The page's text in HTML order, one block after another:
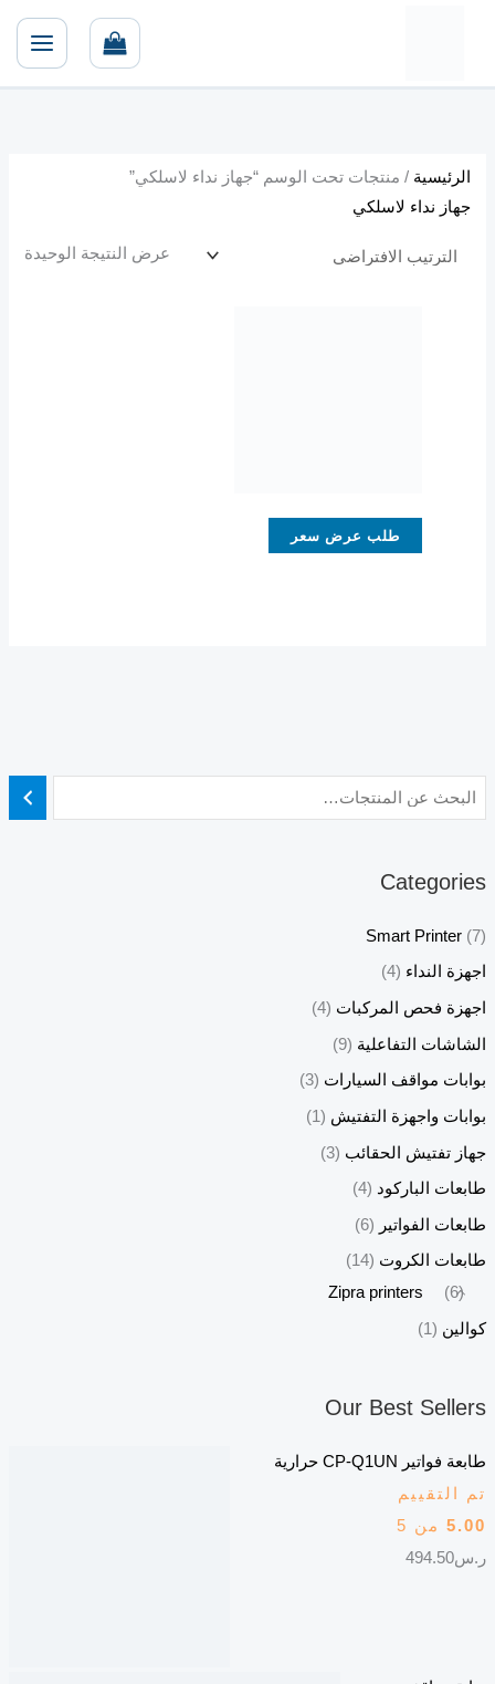
Categories
Smart Printer (7)
اجهزة النداء (4)
اجهزة فحص المركبات (4)
الشاشات التفاعلية (9)
بوابات مواقف السيارات (3)
بوابات واجهزة التفتيش (1)
جهاز تفتيش الحقائب (3)
طابعات الباركود (4)
طابعات الفواتير (6)
طابعات الكروت (14)
Zipra printers
(6)
كوالين (1)
Our Best Sellers
طابعة فواتير CP-Q1UN حرارية
تم التقييم
5.00من 5
ر.س494.50
الرئيسية / منتجات تحت الوسم “جهاز نداء لاسلكي”
جهاز نداء لاسلكي
عرض النتيجة الوحيدة
طلب عرض سعر